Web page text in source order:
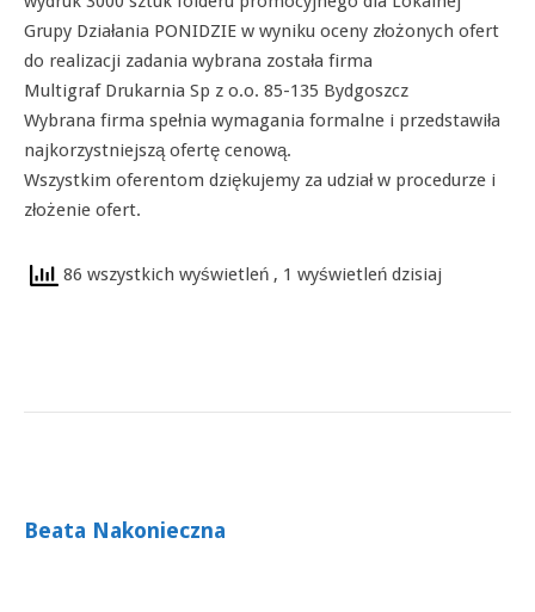
Grupy Działania PONIDZIE w wyniku oceny złożonych ofert
do realizacji zadania wybrana została firma
Multigraf Drukarnia Sp z o.o. 85-135 Bydgoszcz
Wybrana firma spełnia wymagania formalne i przedstawiła
najkorzystniejszą ofertę cenową.
Wszystkim oferentom dziękujemy za udział w procedurze i
złożenie ofert.
86 wszystkich wyświetleń , 1 wyświetleń dzisiaj
Beata Nakonieczna